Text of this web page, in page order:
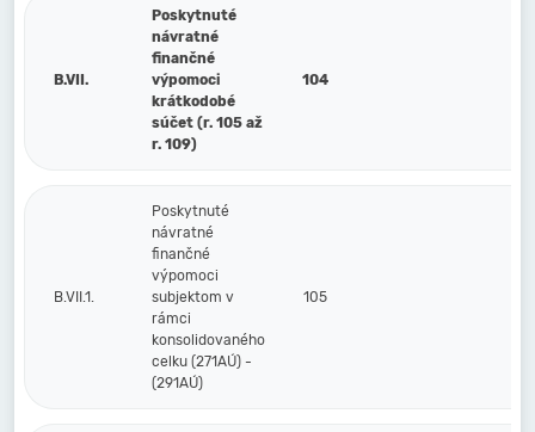
B.VII.
Poskytnuté
návratné
finančné
výpomoci
krátkodobé
súčet (r. 105 až
r. 109)
104
B.VII.1.
Poskytnuté
návratné
finančné
výpomoci
subjektom v
rámci
konsolidovaného
celku (271AÚ) -
(291AÚ)
105